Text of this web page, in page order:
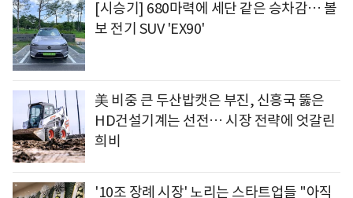
[시승기] 680마력에 세단 같은 승차감… 볼
보 전기 SUV 'EX90'
美 비중 큰 두산밥캣은 부진, 신흥국 뚫은
HD건설기계는 선전… 시장 전략에 엇갈린
희비
'10조 장례 시장' 노리는 스타트업들 "아직